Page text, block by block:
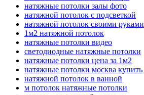
натяжные потолки залы фото
натяжной потолок с подсветкой
натяжной потолок своими руками
1м2 натяжной потолок
натяжные потолки видео
светодиодные натяжные потолки
натяжные потолки цена за 1м2
натяжные потолки москва купить
натяжной потолок в ванной
м потолок натяжные потолки